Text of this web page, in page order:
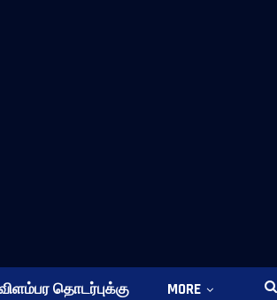
தொடர்புக்கு MORE